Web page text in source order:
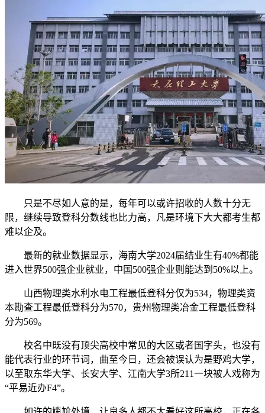
只是不尽如人意的是，每年可以或许招收的人数十分无
限，继续导致登科分数线也比力高，凡是环境下大大都考生都
难以企及。
最新的就业数据显示，海南大学2024届结业生有40%都能
进入世界500强企业就业，中国500强企业则能达到50%以上。
山西物理类水利水电工程最低登科分仅为534，物理类资
本勘查工程最低登科分为570，贵州物理类冶金工程最低登科
分为569。
校名中既没有顶尖高校中常见的大区或者国字头，也没有
能代表行业的环节词，曲至今日，还会被误认为是野鸡大学，
以至取东华大学、长安大学、江南大学3所211一块被人戏称为
“平易近办F4”。